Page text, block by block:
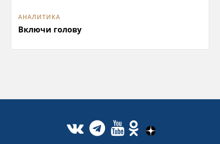
АНАЛИТИКА
Включи голову